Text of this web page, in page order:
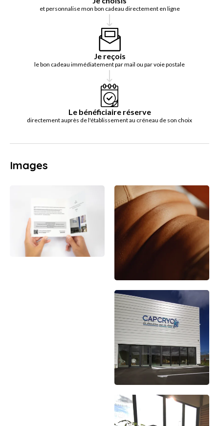
et personnalise mon bon cadeau directement en ligne
Je reçois
le bon cadeau immédiatement par mail ou par voie postale
Le bénéficiaire réserve
directement auprès de l'établissement au créneau de son choix
Images